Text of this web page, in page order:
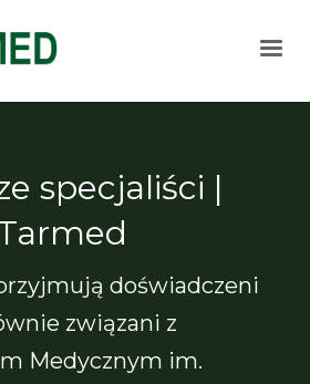
specjaliści |
doświadczeni
związani z
Medycznym im.